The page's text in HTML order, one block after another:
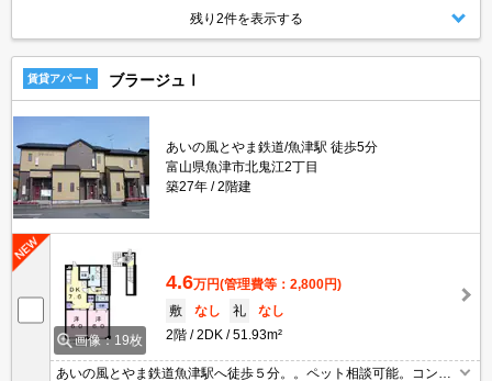
残り2件を表示する
賃貸アパート ブラージュⅠ
あいの風とやま鉄道/魚津駅 徒歩5分
富山県魚津市北鬼江2丁目
築27年
2階建
画像：19枚
4.6万円(管理費等：2,800円)
敷
なし 礼
なし
2階
2DK 51.93m²
あいの風とやま鉄道魚津駅へ徒歩５分。。ペット相談可能。コンビ